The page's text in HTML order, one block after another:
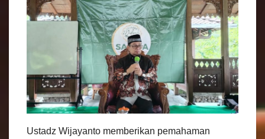
Ustadz Wijayanto memberikan pemahaman